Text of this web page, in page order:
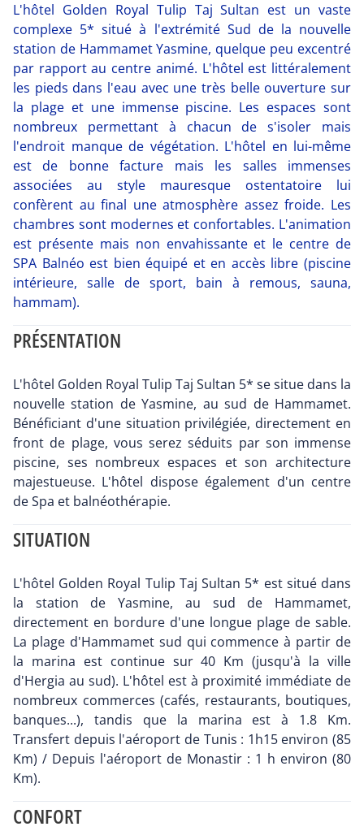
L'hôtel Golden Royal Tulip Taj Sultan est un vaste
complexe 5* situé à l'extrémité Sud de la nouvelle
station de Hammamet Yasmine, quelque peu excentré
par rapport au centre animé. L'hôtel est littéralement
les pieds dans l'eau avec une très belle ouverture sur
la plage et une immense piscine. Les espaces sont
nombreux permettant à chacun de s'isoler mais
l'endroit manque de végétation. L'hôtel en lui-même
est de bonne facture mais les salles immenses
associées au style mauresque ostentatoire lui
confèrent au final une atmosphère assez froide. Les
chambres sont modernes et confortables. L'animation
est présente mais non envahissante et le centre de
SPA Balnéo est bien équipé et en accès libre (piscine
intérieure, salle de sport, bain à remous, sauna,
hammam).
PRÉSENTATION
L'hôtel Golden Royal Tulip Taj Sultan 5* se situe dans la
nouvelle station de Yasmine, au sud de Hammamet.
Bénéficiant d'une situation privilégiée, directement en
front de plage, vous serez séduits par son immense
piscine, ses nombreux espaces et son architecture
majestueuse. L'hôtel dispose également d'un centre
de Spa et balnéothérapie.
SITUATION
L'hôtel Golden Royal Tulip Taj Sultan 5* est situé dans
la station de Yasmine, au sud de Hammamet,
directement en bordure d'une longue plage de sable.
La plage d'Hammamet sud qui commence à partir de
la marina est continue sur 40 Km (jusqu'à la ville
d'Hergia au sud). L'hôtel est à proximité immédiate de
nombreux commerces (cafés, restaurants, boutiques,
banques...), tandis que la marina est à 1.8 Km.
Transfert depuis l'aéroport de Tunis : 1h15 environ (85
Km) / Depuis l'aéroport de Monastir : 1 h environ (80
Km).
CONFORT